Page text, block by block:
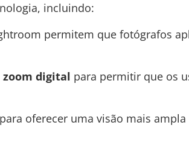
incluindo:
permitem que fotógrafos
zoom digital para permitir que os
oferecer uma visão mais ampla